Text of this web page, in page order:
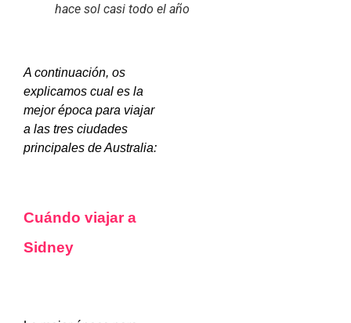
hace sol casi todo el año
A continuación, os
explicamos cual es la
mejor época para viajar
a las tres ciudades
principales de Australia:
Cuándo viajar a
Sidney